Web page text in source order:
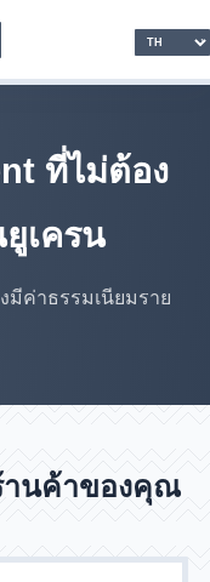
ที่ไม่ต้อง
เครน
มีค่าธรรมเนียมราย
านค้าของคุณ